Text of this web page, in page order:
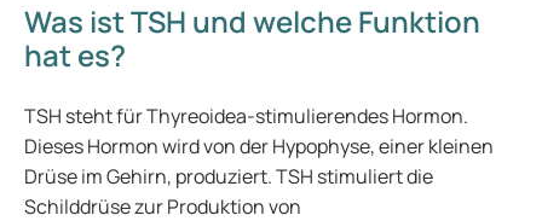
Was ist TSH und welche Funktion
hat es?
TSH steht für Thyreoidea-stimulierendes Hormon.
Dieses Hormon wird von der Hypophyse, einer kleinen
Drüse im Gehirn, produziert. TSH stimuliert die
Schilddrüse zur Produktion von